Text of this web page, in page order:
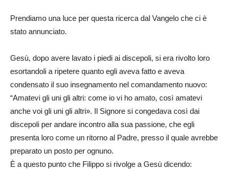
Prendiamo una luce per questa ricerca dal Vangelo che ci è
stato annunciato.
Gesù, dopo avere lavato i piedi ai discepoli, si era rivolto loro
esortandoli a ripetere quanto egli aveva fatto e aveva
condensato il suo insegnamento nel comandamento nuovo:
“Amatevi gli uni gli altri: come io vi ho amato, così amatevi
anche voi gli uni gli altri». Il Signore si congedava così dai
discepoli per andare incontro alla sua passione, che egli
presenta loro come un ritorno al Padre, presso il quale avrebbe
preparato un posto per ognuno.
È a questo punto che Filippo si rivolge a Gesù dicendo: